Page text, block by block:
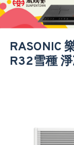
RASONIC
R32雪種